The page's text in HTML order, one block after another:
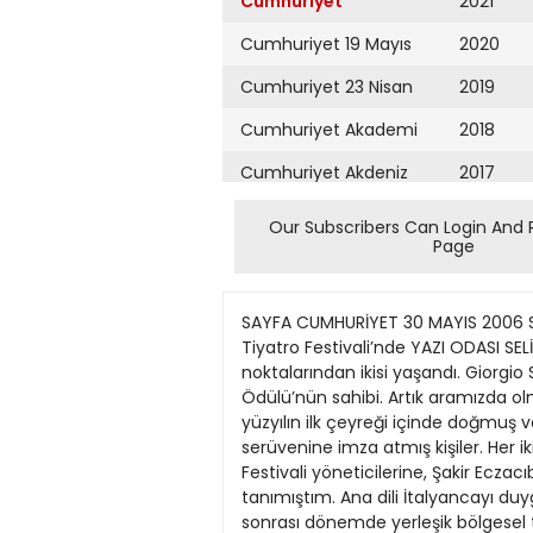
Cumhuriyet 19 Mayıs
Cumhuriyet 23 Nisan
Cumhuriyet Akademi
Cumhuriyet Akdeniz
Cumhuriyet Alışveriş
Cumhuriyet Ankara
Cumhuriyet Büyük
Taaruz
Cumhuriyet
Cumartesi
Cumhuriyet Çevre
2020
2019
2018
2017
2016
2015
2013
2012
2011
2010
2009
Our Subscribers Can Login And
Page
SAYFA CUMHURİYET 30 MAYIS 2006 SALI 14 KÜLTÜR kultur?cumhuriyet.com.tr Giorgio Strehler ve Peter Brook 15. Uluslararası İstanbul Tiyatro Festivali’nde YAZI ODASI SELİM İLERİ Teatral olan ve olmayan B Geçen hafta Uluslararası İstanbul Tiyatro Festivali’nin doruk noktalarından ikisi yaşandı. Giorgio Strehler’in ve Peter Brook’un yapıtları birer gün arayla sahnelendi. İki sanatçı da Festival Onur Ödülü’nün sahibi. Artık aramızda olmayan Strehler birkaç festival önce onur konuğumuzdu. Peter Brook ise ilk kez bizimle. Her ikisi de 20. yüzyılın ilk çeyreği içinde doğmuş ve uzunca yaşayarak son üç çeyreğine tanıklık etmiş, sahnede yarattıklarıyla Batı tiyatrosunun serüvenine imza atmış kişiler. Her ikisini de tanımış ve yapıtlarını izlemiş olmak bir ayrıcalık. Bu ayrıcalığı bize tanıyan İKSV ve Tiyatro Festivali yöneticilerine, Şakir Eczacıbaşı’na, Dikmen Gürün’e teşekkürler... Strehler’i ilk kez 1985 yılında, Roma’daki bir tiyatro kongresinde tanımıştım. Ana dili İtalyancayı duygusal/düşünsel doruklarda gezdirirken alabildiğine teatral bir söylem sunan bir kişilik. İtalya’da savaş sonrası dönemde yerleşik bölgesel tiyatrolardan ilkini, Milano’daki, bugün dünyaca ünlü Piccolo Teatro’yu kuran, yaşatan, sonunda da ‘emin ellere teslim eden’ has bir tiyatro adamı. Strehler ‘gösteri’ ve ‘şenlik’ özelliğini korumasına özen gösterdiği sahne çalışmalarına imza attı. Ses ve dil kullanımının müzikal bir nitelik kazanmasını sağladığı gibi, dans/şarkı gibi hem görsel, hem işitsel düzeyde teatral olabilen öğelere, yine bu bağlamda ‘maske’nin görsel vuruculuğuna öncelik tanıdı. Shakespeare,Brecht,Çehov oyunları için sunduğu sahne yorumlarının ötesine de giderek La Scala ve Paris operalarında yönetmenlik yaptı, Mozart yorumlarıyla tanındı. Tiyatroda ‘teatral’lik İzlediğimiz ‘İki Efendinin Uşağı’ yorumu ise bir Strehler klasiği olarak tam altmış yıl boyunca Piccolo Teatro di Milano’yu taçlandırdı. Strehler’in ilk kez 1947’de sahnelediği Goldoni’nin başyapıtı, popüler İtalyan halk tiyatrosu Commedia dell’Arte geleneğine yaslanılarak oluşturulmuştur. Dekorun bez perdelerin üstüne çizilip boyanmış resimlerden oluştuğu, Yakup Kadri’yi Şimdi Okumak (3) Yakup Kadri Türk romanının büyük ustasıdır. İlk romanı Kiralık Konak (1922) bir ‘çekirdek’ sayılırsa, bu romancımızın, bütün romanlarında yakın tarihin dönüm noktalarına açılacağını saptayabiliriz. Behçet Necatigil şöyle değerlendiriyor: ‘‘Tarih ve toplum olaylarından her birini bir romana konu edinerek, Tanzimat devriyle Atatürk Türkiyesi arasındaki dönem ve kuşakların geçirdikleri sosyal değişim ve bunalımlarını, yaşayış ve görüş farklarını işledi: Düşünceye ve teze dayanan özlü